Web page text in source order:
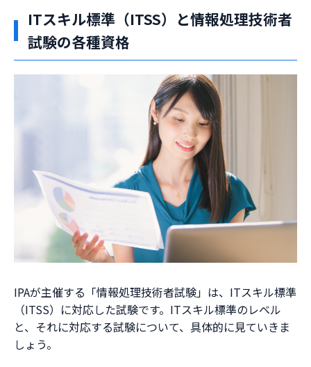
ITスキル標準（ITSS）と情報処理技術者
試験の各種資格
IPAが主催する「情報処理技術者試験」は、ITスキル標準
（ITSS）に対応した試験です。ITスキル標準のレベル
と、それに対応する試験について、具体的に見ていきま
しょう。